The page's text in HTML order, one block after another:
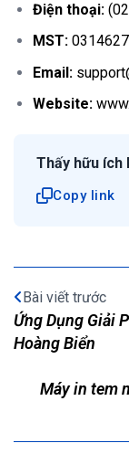
Điện thoại:
MST:
Email:
Website:
Thấy hữu ích
Copy link
Bài viết trước
Ứng Dụng Giải
Hoàng Biển
Máy in tem